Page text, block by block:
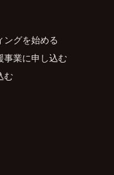
グを始める
事業に申し込む
む